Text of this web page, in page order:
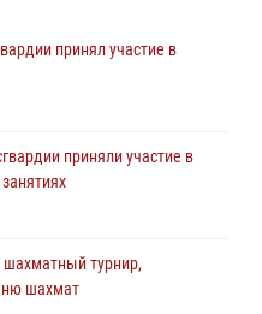
тыла с профессиональным
граждан на южном
принял участие в
приняли участие в
шахматный турнир,
шахмат